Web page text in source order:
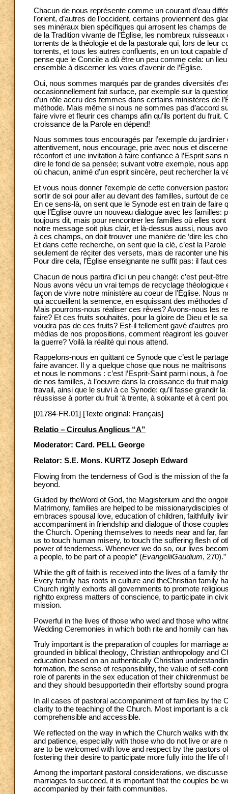
Chacun de nous représente comme un courant d’eau
l’orient, d’autres de l’occident, certains proviennent des
ses minéraux bien spécifiques qui arrosent les champs
de la Tradition vivante de l’Église, les nombreux
torrents de la théologie et de la pastorale qui, lors de leur
torrents, et tous les autres confluents, en un tout capable
pense que le Concile a dû être un peu comme cela: un
ensemble à discerner les voies d’avenir de l’Église.
Oui, nous sommes marqués par de grandes diversités
occasionnellement fait surface, par exemple sur la
d’un rôle accru des femmes dans certains ministères de
méthode. Mais même si nous ne sommes pas d’accord
faire vivre et fleurir ces champs afin qu’ils portent du fruit.
croissance de la Parole en dépend!
Nous sommes tous encouragés par l’exemple du
attentivement, nous encourage, prie avec nous et
réconfort et une invitation à faire confiance à l’Esprit
dire le fond de sa pensée; suivant votre exemple, nous
où chacun, animé d’un esprit sincère, peut rechercher la
Et vous nous donner l’exemple de cette conversion
sortir de soi pour aller au devant des familles, surtout de
En ce sens-là, on sent que le Synode est en train de faire
que l’Église ouvre un nouveau dialogue avec les
toujours dit, mais pour rencontrer les familles où elles
notre message soit plus clair, et là-dessus aussi, nous
à ces champs, on doit trouver une manière de ‘dire les
Et dans cette recherche, on sent que la clé, c’est la
seulement de réciter des versets, mais de raconter une
Pour dire cela, l’Église enseignante ne suffit pas: il faut
Chacun de nous partira d’ici un peu changé: c’est peut-
Nous avons vécu un vrai temps de recyclage
façon de vivre notre ministère au coeur de l’Église.
qui accueillent la semence, en esquissant des méthodes
Mais pourrons-nous réaliser ces rêves? Avons-nous les
faire? Et ces fruits souhaités, pour la gloire de Dieu et le
voudra pas de ces fruits? Est-il tellement gavé d’autres
médias de nos propositions, comment réagiront les
la guerre? Voilà la réalité qui nous attend.
Rappelons-nous en quittant ce Synode que c’est le
faire avancer. Il y a quelque chose que nous ne
et nous le nommons : c’est l’Esprit-Saint parmi nous, à
de nos familles, à l’oeuvre dans la croissance du fruit
travail, ainsi que le suivi à ce Synode: qu’il fasse grandir
réussisse à porter du fruit ‘à trente, à soixante et à cent
[01784-FR.01] [Texte original: Français]
Relatio – Circulus Anglicus “A”
Moderator: Card. PELL George
Relator: S.E. Mons. KURTZ Joseph Edward
Flowing from the tenderness of God is the mission of the
beyond.
Guided by theWord of God, the Magisterium and the
Matrimony, families are helped to be missionarydisciples
embraces spousal love, education of children, faithfully
accompaniment in friendship and dialogue of those
the Church. Opening themselves to needs near and far,
us to touch human misery, to touch the suffering flesh of
power of tenderness. Whenever we do so, our lives
a people, to be part of a people” (EvangeliiGaudium, 270).”
While the gift of faith is received into the lives of a family
Every family has roots in culture and theChristian family
Church rightly exhorts all governments to promote
rightto express matters of conscience, to participate in
mission.
Powerful in the lives of those who wed and those who
Wedding Ceremonies in which both rite and homily can
Truly important is the preparation of couples for marriage
grounded in biblical theology, Christian anthropology and
education based on an authentically Christian
formation, the sense of responsibility, the value of self-
role of parents in the sex education of their childrenmust
and they should besupportedin their effortsby sound
In all cases of pastoral accompaniment of families by
clarity to the teaching of the Church. Most important is a
comprehensible and accessible.
We reflected on the way in which the Church walks with
and patience, especially with those who do not live or are
are to be welcomed with love and respect by the pastors
fostering their desire to participate more fully into the life of
Among the important pastoral considerations, we
marriages to succeed, it is important that the couples be
accompanied by their faith communities.